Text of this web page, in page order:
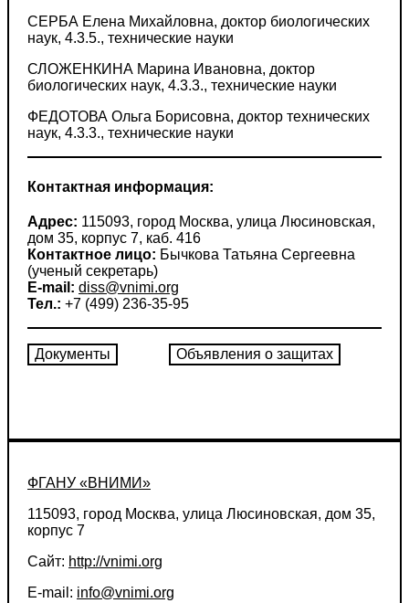
СЕРБА Елена Михайловна, доктор биологических
наук, 4.3.5., технические науки
СЛОЖЕНКИНА Марина Ивановна, доктор
биологических наук, 4.3.3., технические науки
ФЕДОТОВА Ольга Борисовна, доктор технических
наук, 4.3.3., технические науки
Контактная информация:
Адрес: 115093, город Москва, улица Люсиновская,
дом 35, корпус 7, каб. 416
Контактное лицо: Бычкова Татьяна Сергеевна
(ученый секретарь)
Е-mail: diss@vnimi.org
Тел.: +7 (499) 236-35-95
ФГАНУ «ВНИМИ»
115093, город Москва, улица Люсиновская, дом 35,
корпус 7
Сайт: http://vnimi.org
E-mail: info@vnimi.org